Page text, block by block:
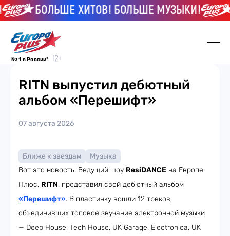
БОЛЬШЕ ХИТОВ! БОЛЬШЕ МУЗЫКИ!
№ 1 в России*
RITN выпустил дебютный
альбом «Перешифт»
07 августа 2026
Ближе к звездам
Музыка
Вот это новость! Ведущий шоу ResiDANCE на Европе
Плюс, RITN, представил свой дебютный альбом
«Перешифт». В пластинку вошли 12 треков,
объединивших топовое звучание электронной музыки
— Deep House, Tech House, UK Garage, Electronica, UK